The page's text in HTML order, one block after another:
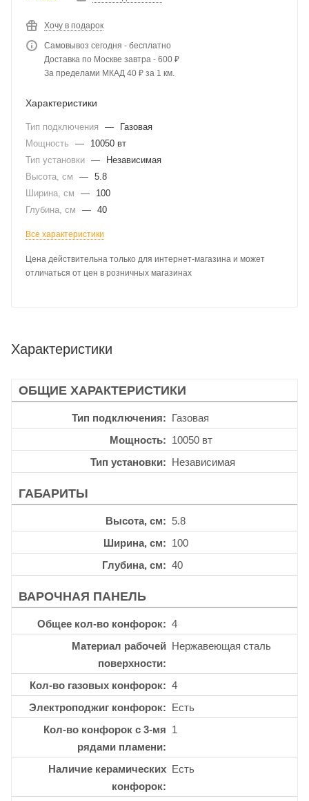
Хочу в подарок
Самовывоз сегодня - бесплатно
Доставка по Москве завтра - 600 ₽
За пределами МКАД 40 ₽ за 1 км.
Характеристики
Тип подключения —
Газовая
Мощность
—
10050 вт
Тип установки —
Независимая
Высота, см
— 5.8
Ширина, см
—
100
Глубина, см
— 40
Все характеристики
Цена действительна только для интернет-магазина и может
отличаться от цен в розничных магазинах
Характеристики
ОБЩИЕ ХАРАКТЕРИСТИКИ
Тип подключения
Газовая
Мощность
10050 вт
Тип установки
Независимая
ГАБАРИТЫ
Высота, см
5.8
Ширина, см
100
Глубина, см
40
ВАРОЧНАЯ ПАНЕЛЬ
Общее кол-во конфорок
4
Материал рабочей
поверхности
Нержавеющая сталь
Кол-во газовых конфорок
4
Электроподжиг конфорок
Есть
Кол-во конфорок с 3-мя
рядами пламени
1
Наличие керамических
конфорок
Есть